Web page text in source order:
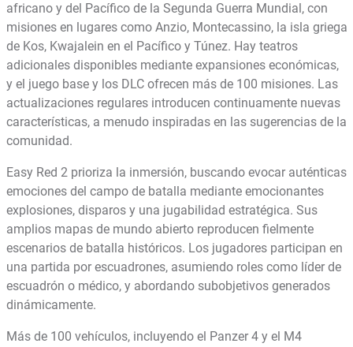
africano y del Pacífico de la Segunda Guerra Mundial, con
misiones en lugares como Anzio, Montecassino, la isla griega
de Kos, Kwajalein en el Pacífico y Túnez. Hay teatros
adicionales disponibles mediante expansiones económicas,
y el juego base y los DLC ofrecen más de 100 misiones. Las
actualizaciones regulares introducen continuamente nuevas
características, a menudo inspiradas en las sugerencias de la
comunidad.
Easy Red 2 prioriza la inmersión, buscando evocar auténticas
emociones del campo de batalla mediante emocionantes
explosiones, disparos y una jugabilidad estratégica. Sus
amplios mapas de mundo abierto reproducen fielmente
escenarios de batalla históricos. Los jugadores participan en
una partida por escuadrones, asumiendo roles como líder de
escuadrón o médico, y abordando subobjetivos generados
dinámicamente.
Más de 100 vehículos, incluyendo el Panzer 4 y el M4